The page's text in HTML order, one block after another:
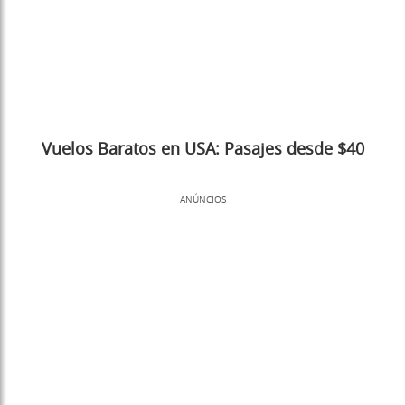
Vuelos Baratos en USA: Pasajes desde $40
ANÚNCIOS